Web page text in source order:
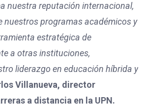
nuestra reputación internacional,
nuestros programas académicos y
estratégica de
a otras instituciones,
liderazgo en educación híbrida y
Villanueva, director
a distancia en la UPN.